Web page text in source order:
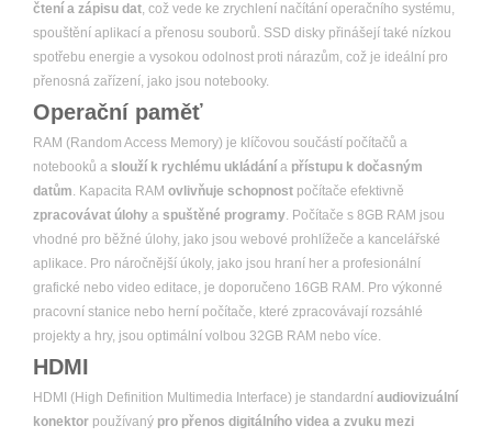
čtení a zápisu dat, což vede ke zrychlení načítání operačního systému,
spouštění aplikací a přenosu souborů. SSD disky přinášejí také nízkou
spotřebu energie a vysokou odolnost proti nárazům, což je ideální pro
přenosná zařízení, jako jsou notebooky.
Operační paměť
RAM (Random Access Memory) je klíčovou součástí počítačů a
notebooků a slouží k rychlému ukládání a přístupu k dočasným
datům. Kapacita RAM ovlivňuje schopnost počítače efektivně
zpracovávat úlohy a spuštěné programy. Počítače s 8GB RAM jsou
vhodné pro běžné úlohy, jako jsou webové prohlížeče a kancelářské
aplikace. Pro náročnější úkoly, jako jsou hraní her a profesionální
grafické nebo video editace, je doporučeno 16GB RAM. Pro výkonné
pracovní stanice nebo herní počítače, které zpracovávají rozsáhlé
projekty a hry, jsou optimální volbou 32GB RAM nebo více.
HDMI
HDMI (High Definition Multimedia Interface) je standardní audiovizuální
konektor používaný pro přenos digitálního videa a zvuku mezi